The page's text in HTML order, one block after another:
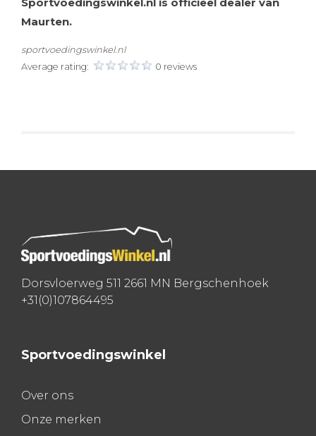
Maurten.
sportvoedingswinkel.nl
Average rating:
0 reviews
Dorsvloerweg 511 2661 MN Bergschenhoek
+31(0)107864495
Sportvoedingswinkel
Over ons
Onze merken